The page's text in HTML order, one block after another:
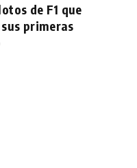
de F1 que
primeras